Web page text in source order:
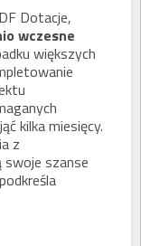
Dotacje,
wczesne
większych
kilka miesięcy.
z
swoje szanse